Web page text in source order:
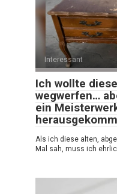
Interessant
Ich wollte
wegwerfen…
ein
Als ich diese alten,
Mal sah, muss ich